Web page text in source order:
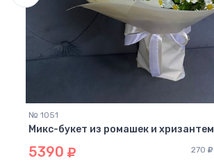
№ 1051
Микс-букет из ромашек и хризантем
5390 270